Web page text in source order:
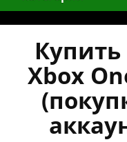
Xbox